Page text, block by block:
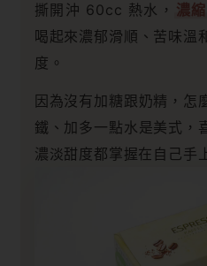
撕開沖 60cc 熱水， 濃
喝起來濃郁滑順、苦味溫
度。
因為沒有加糖跟奶精，怎
鐵、加多一點水是美式，
濃淡甜度都掌握在自己手